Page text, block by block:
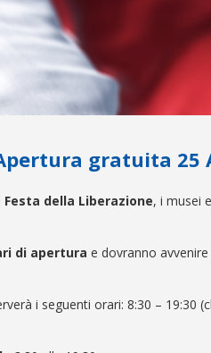
gratuita 25
Festa della Liberazione, i musei
di apertura e dovranno
i seguenti orari: 8:30 – 19:30